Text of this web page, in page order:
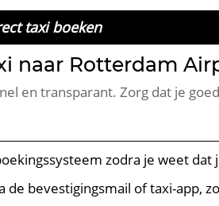
taxi boeken
naar Rotterdam
en transparant. Zorg dat je
zodra je weet
de bevestigingsmail of taxi-app,